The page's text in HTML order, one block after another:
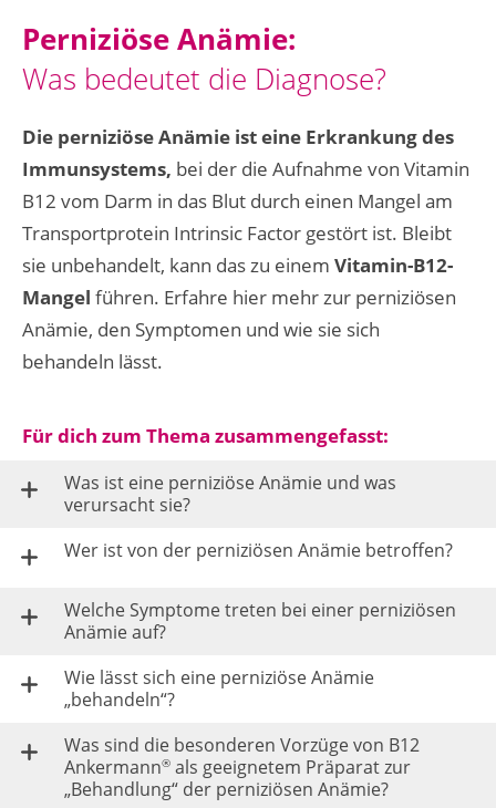
Perniziöse Anämie:
Was bedeutet die Diagnose?
Die perniziöse Anämie ist eine Erkrankung des
Immunsystems, bei der die Aufnahme von Vitamin
B12 vom Darm in das Blut durch einen Mangel am
Transportprotein Intrinsic Factor gestört ist. Bleibt
sie unbehandelt, kann das zu einem Vitamin-B12-
Mangel führen. Erfahre hier mehr zur perniziösen
Anämie, den Symptomen und wie sie sich
behandeln lässt.
Für dich zum Thema zusammengefasst:
Was ist eine perniziöse Anämie und was
verursacht sie?
Wer ist von der perniziösen Anämie betroffen?
Welche Symptome treten bei einer perniziösen
Anämie auf?
Wie lässt sich eine perniziöse Anämie
„behandeln“?
Was sind die besonderen Vorzüge von B12
Ankermann® als geeignetem Präparat zur
„Behandlung“ der perniziösen Anämie?